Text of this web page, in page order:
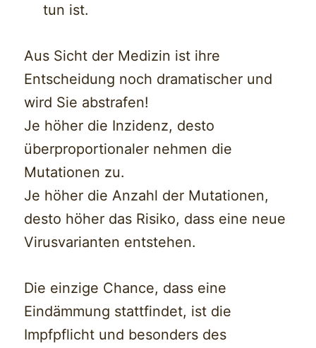
tun ist.
Aus Sicht der Medizin ist ihre
Entscheidung noch dramatischer und
wird Sie abstrafen!
Je höher die Inzidenz, desto
überproportionaler nehmen die
Mutationen zu.
Je höher die Anzahl der Mutationen,
desto höher das Risiko, dass eine neue
Virusvarianten entstehen.
Die einzige Chance, dass eine
Eindämmung stattfindet, ist die
Impfpflicht und besonders des